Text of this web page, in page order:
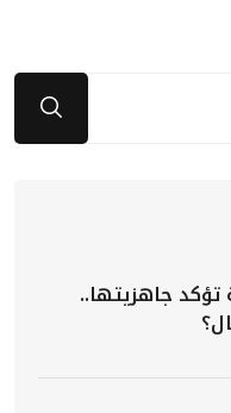
تؤكد جاهزيتها..